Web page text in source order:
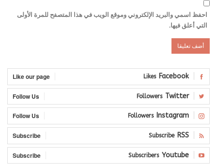
احفظ اسمي والبريد الإلكتروني وموقع الويب في هذا المتصفح للمرة الأولى
التي أعلق فيها.
Facebook
Likes
Like our page
Twitter
Followers
Follow Us
Instagram
Followers
Follow Us
RSS
Subscribe
Subscribe
Youtube
Subscribers
Subscribe